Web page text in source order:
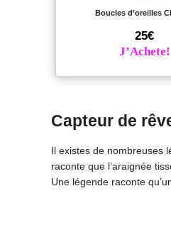
Boucles d’oreilles
25€
J’Achete!
Capteur de
Il existes de nombreuses
raconte que l’araignée
Une légende raconte